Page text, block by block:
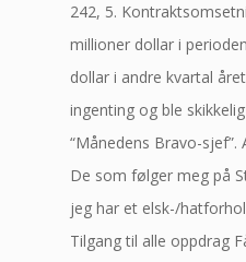
242, 5.
millioner dollar i
dollar i andre kvartal
ingenting og ble
“Månedens Bravo-sjef”.
De som følger meg på
jeg har et elsk-/
Tilgang til alle oppdrag